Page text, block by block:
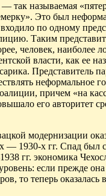
так называемая
Это был
по одному
Таким
человек, наиболее
власти, как ее
Представитель
неформальное
причем «на
его авторитет
модернизации
— 1930-х гг. Спад был
гг. экономика
если прежде
то теперь оказалась